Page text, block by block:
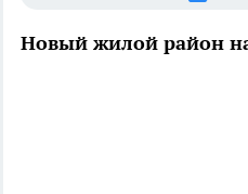
Новый жилой район